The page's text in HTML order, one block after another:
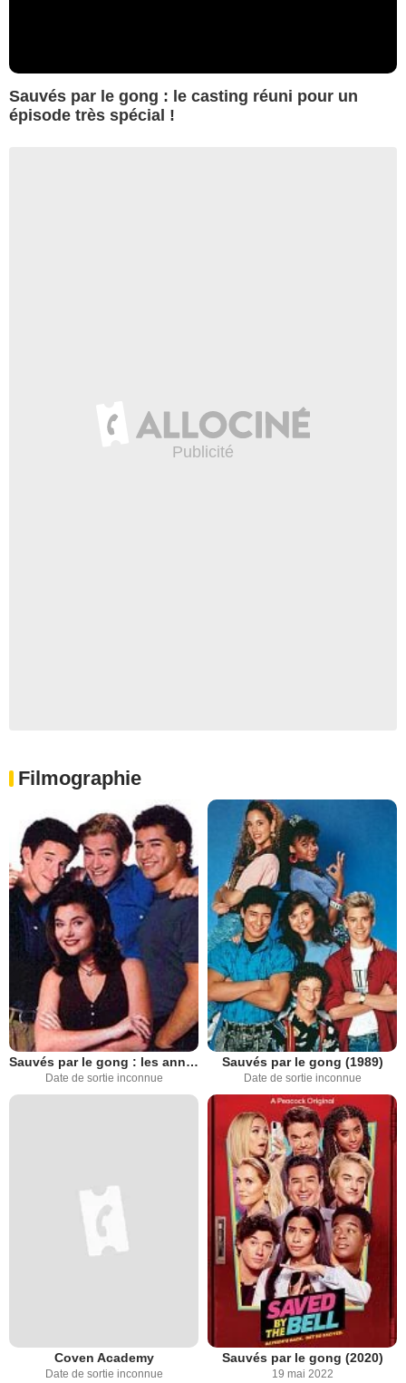
Sauvés par le gong : le casting réuni pour un
épisode très spécial !
Filmographie
Sauvés par le gong : les années lycée
Date de sortie inconnue
Sauvés par le gong (1989)
Date de sortie inconnue
Coven Academy
Date de sortie inconnue
Sauvés par le gong (2020)
19 mai 2022